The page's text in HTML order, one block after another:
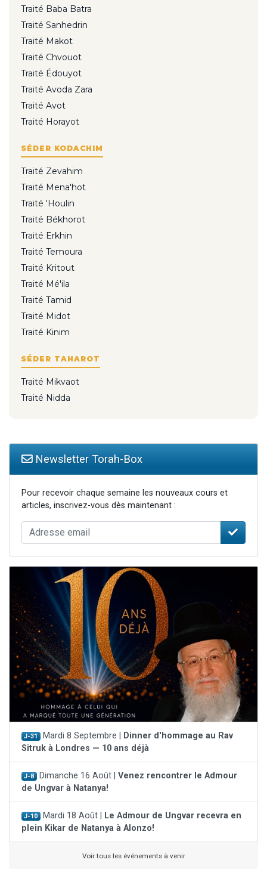
Traité Baba Batra
Traité Sanhedrin
Traité Makot
Traité Chvouot
Traité Édouyot
Traité Avoda Zara
Traité Avot
Traité Horayot
SÉDER KODACHIM
Traité Zevahim
Traité Mena'hot
Traité 'Houlin
Traité Békhorot
Traité Erkhin
Traité Temoura
Traité Kritout
Traité Mé'ila
Traité Tamid
Traité Midot
Traité Kinim
SÉDER TAHAROT
Traité Mikvaot
Traité Nidda
Newsletter Torah-Box
Pour recevoir chaque semaine les nouveaux cours et
articles, inscrivez-vous dès maintenant :
J-31 Mardi 8 Septembre |
Dinner d'hommage au Rav
Sitruk à Londres — 10 ans déjà
J-8 Dimanche 16 Août | Venez rencontrer le Admour
de Ungvar à Natanya!
J-10 Mardi 18 Août |
Le Admour de Ungvar recevra en
plein Kikar de Natanya à Alonzo!
Voir tous les événements à venir